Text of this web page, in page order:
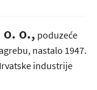
o., poduzeće
nastalo 1947.
industrije